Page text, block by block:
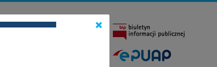
×